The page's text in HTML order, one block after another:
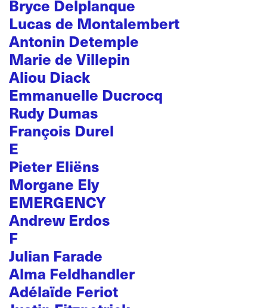
Bryce Delplanque
Lucas de Montalembert
Antonin Detemple
Marie de Villepin
Aliou Diack
Emmanuelle Ducrocq
Rudy Dumas
François Durel
E
Pieter Eliëns
Morgane Ely
EMERGENCY
Andrew Erdos
F
Julian Farade
Alma Feldhandler
Adélaïde Feriot